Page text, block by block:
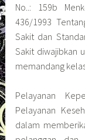
No..: 159b
436/1993
Sakit dan
Sakit diwajibkan
memandang
Pelayanan
Pelayanan
dalam